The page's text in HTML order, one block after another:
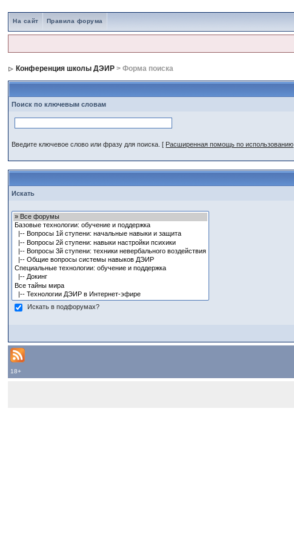
На сайт Правила форума
Конференция школы ДЭИР > Форма поиска
Поиск по ключевым словам
Введите ключевое слово или фразу для поиска. [ Расширенная помощь по использованию
Искать
Искать в подфорумах?
18+